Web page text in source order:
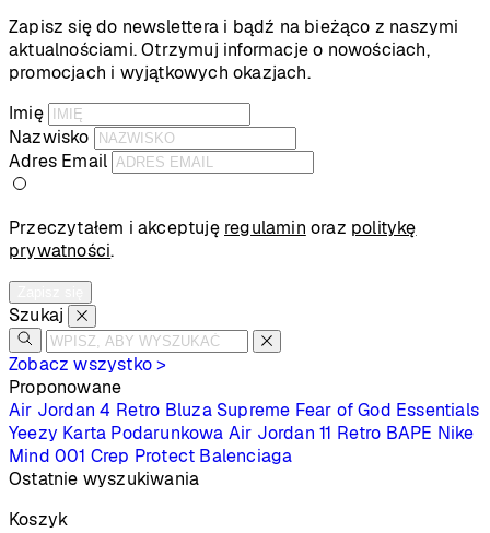
Zapisz się do newslettera i bądź na bieżąco z naszymi
aktualnościami. Otrzymuj informacje o nowościach,
promocjach i wyjątkowych okazjach.
Imię
Nazwisko
Adres Email
Przeczytałem i akceptuję regulamin oraz politykę
prywatności.
Szukaj
Zobacz wszystko >
Proponowane
Air Jordan 4 Retro Bluza Supreme Fear of God Essentials
Yeezy Karta Podarunkowa Air Jordan 11 Retro BAPE Nike
Mind 001 Crep Protect Balenciaga
Ostatnie wyszukiwania
Koszyk